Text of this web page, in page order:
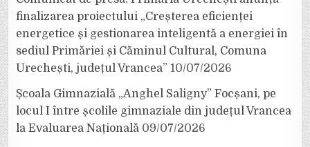
finalizarea proiectului „Creșterea eficienței
energetice și gestionarea inteligentă a energiei în
sediul Primăriei și Căminul Cultural, Comuna
Urechești, județul Vrancea” 10/07/2026
Școala Gimnazială „Anghel Saligny” Focșani, pe
locul I între școlile gimnaziale din județul Vrancea
la Evaluarea Națională 09/07/2026